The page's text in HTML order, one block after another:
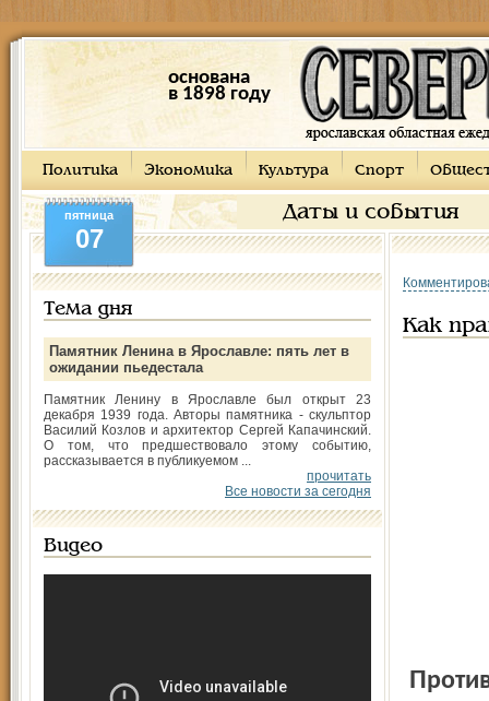
основана
в 1898 году
Политика Экономика Культура Спорт
Даты и события
пятница
07
Тема дня
Памятник Ленина в Ярославле: пять лет в
ожидании пьедестала
Памятник Ленину в Ярославле был открыт 23
декабря 1939 года. Авторы памятника - скульптор
Василий Козлов и архитектор Сергей Капачинский.
О том, что предшествовало этому событию,
рассказывается в публикуемом ...
прочитать
Все новости за сегодня
Видео
Как